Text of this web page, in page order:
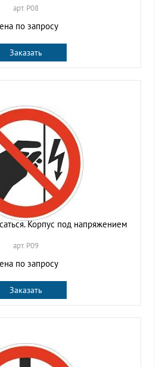
арт. P08
по запросу
Заказать
Корпус под напряжением
арт. P09
по запросу
Заказать